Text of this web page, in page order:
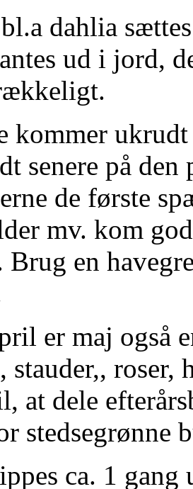
dahlia
ud i jord,
kommer
senere på
de første
mv. kom
Brug en
er maj også
stauder,,
at dele
stedsegrønne
ca. 1